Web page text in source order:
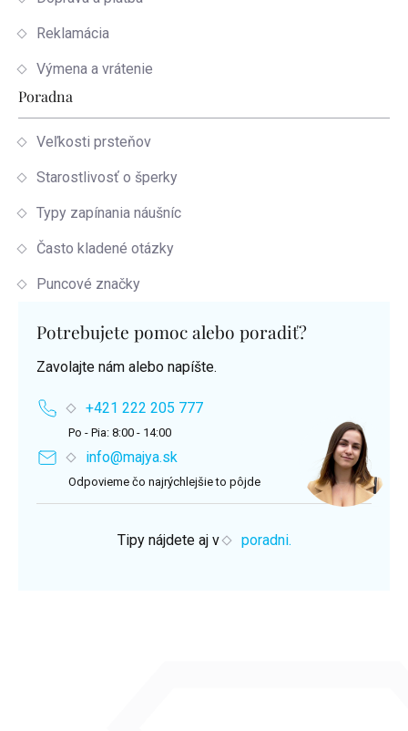
Reklamácia
Výmena a vrátenie
Poradna
Veľkosti prsteňov
Starostlivosť o šperky
Typy zapínania náušníc
Často kladené otázky
Puncové značky
Potrebujete pomoc alebo poradiť?
Zavolajte nám alebo napíšte.
+421 222 205 777
Po - Pia: 8:00 - 14:00
info@majya.sk
Odpovieme čo najrýchlejšie to pôjde
Tipy nájdete aj v poradni.